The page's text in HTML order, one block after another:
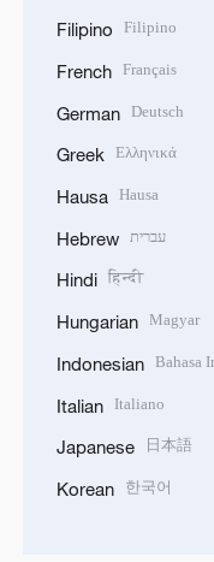
Filipino Filipino
French Français
German Deutsch
Greek Ελληνικά
Hausa Hausa
Hebrew עברית
Hindi हिन्दी
Hungarian Magyar
Indonesian Bahasa
Italian Italiano
Japanese 日本語
Korean 한국어